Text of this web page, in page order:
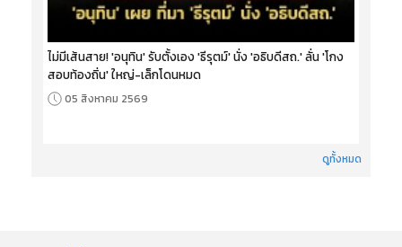
ไม่มีเส้นสาย! 'อนุทิน' รับตั้งเอง 'ธีรุตม์' นั่ง 'อธิบดีสถ.' ลั่น 'โกง
สอบท้องถิ่น' ใหญ่-เล็กโดนหมด
05 สิงหาคม 2569
ดูทั้งหมด